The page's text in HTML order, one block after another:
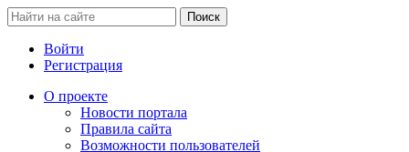
Войти
Регистрация
О проекте
Новости портала
Правила сайта
Возможности пользователей